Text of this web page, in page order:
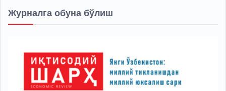
Журналга обуна бўлиш